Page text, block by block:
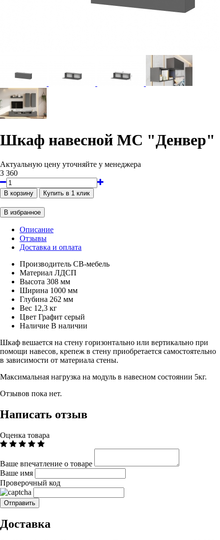
Шкаф навесной МС "Денвер"
Актуальную цену уточняйте у менеджера
3 360
Описание
Отзывы
Доставка и оплата
Производитель СВ-мебель
Материал ЛДСП
Высота 308 мм
Ширина 1000 мм
Глубина 262 мм
Вес 12,3 кг
Цвет Графит серый
Наличие В наличии
Шкаф вешается на стену горизонтально или вертикально при
помощи навесов, крепеж в стену приобретается самостоятельно
в зависимости от материала стены.
Максимальная нагрузка на модуль в навесном состоянии 5кг.
Отзывов пока нет.
Написать отзыв
Оценка товара
Ваше впечатление о товаре
Ваше имя
Проверочный код
Доставка